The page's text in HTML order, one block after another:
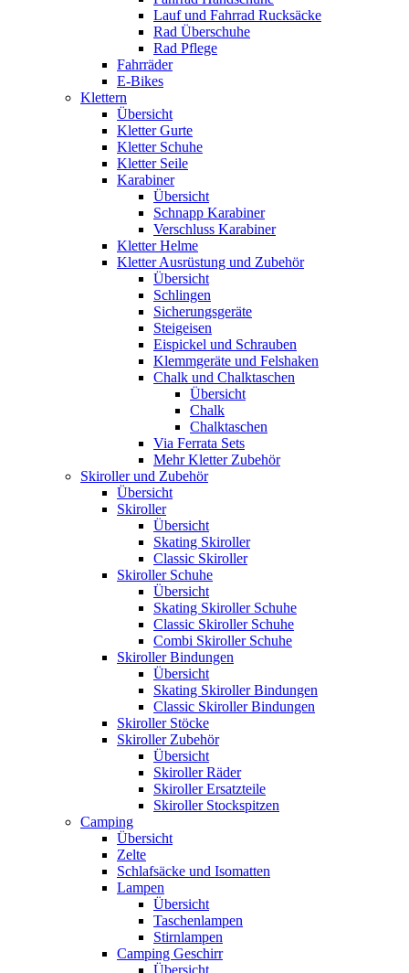
Lauf und Fahrrad Rucksäcke
Rad Überschuhe
Rad Pflege
Fahrräder
E-Bikes
Klettern
Übersicht
Kletter Gurte
Kletter Schuhe
Kletter Seile
Karabiner
Übersicht
Schnapp Karabiner
Verschluss Karabiner
Kletter Helme
Kletter Ausrüstung und Zubehör
Übersicht
Schlingen
Sicherungsgeräte
Steigeisen
Eispickel und Schrauben
Klemmgeräte und Felshaken
Chalk und Chalktaschen
Übersicht
Chalk
Chalktaschen
Via Ferrata Sets
Mehr Kletter Zubehör
Skiroller und Zubehör
Übersicht
Skiroller
Übersicht
Skating Skiroller
Classic Skiroller
Skiroller Schuhe
Übersicht
Skating Skiroller Schuhe
Classic Skiroller Schuhe
Combi Skiroller Schuhe
Skiroller Bindungen
Übersicht
Skating Skiroller Bindungen
Classic Skiroller Bindungen
Skiroller Stöcke
Skiroller Zubehör
Übersicht
Skiroller Räder
Skiroller Ersatzteile
Skiroller Stockspitzen
Camping
Übersicht
Zelte
Schlafsäcke und Isomatten
Lampen
Übersicht
Taschenlampen
Stirnlampen
Camping Geschirr
Übersicht